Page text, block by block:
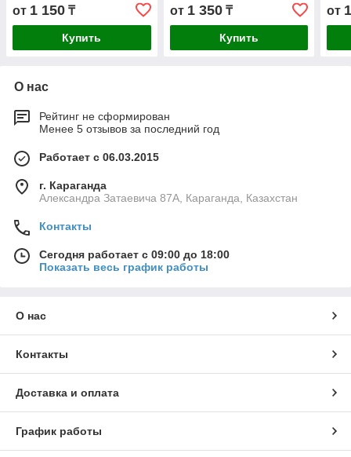
от 1 150 ₸
Купить
от 1 350₸
Купить
от
О нас
Рейтинг не сформирован
Менее 5 отзывов за последний год
Работает с 06.03.2015
г. Караганда
Александра Затаевича 87А, Караганда, Казахстан
Контакты
Сегодня работает с 09:00 до 18:00
Показать весь график работы
О нас
Контакты
Доставка и оплата
График работы